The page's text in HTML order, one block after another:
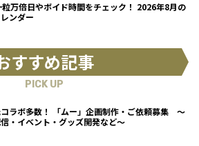
粒万倍日やボイド時間をチェック！ 2026年8月の
ンダー
すすめ記事
PICK UP
ラボ多数！ 「ムー」企画制作・ご依頼募集 ～
・イベント・グッズ開発など～